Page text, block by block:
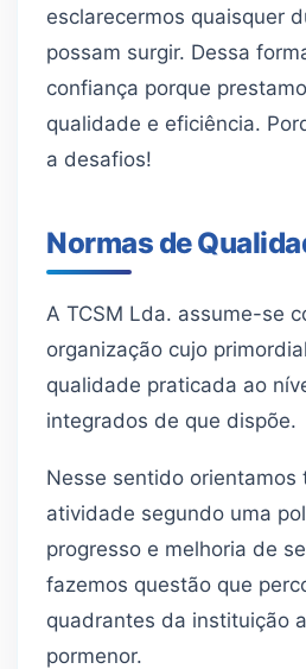
esclarecermos quaisquer
possam surgir. Dessa
confiança porque
qualidade e eficiência.
a desafios!
Normas de
A TCSM Lda. assume-se
organização cujo
qualidade praticada ao
integrados de que dispõe.
Nesse sentido orientamos
atividade segundo uma
progresso e melhoria de
fazemos questão que
quadrantes da instituição
pormenor.